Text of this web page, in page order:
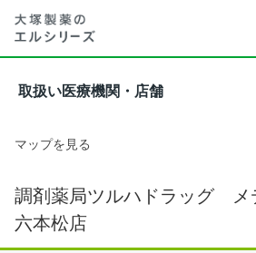
取扱い医療機関・店舗
マップを見る
調剤薬局ツルハドラッグ メ
六本松店